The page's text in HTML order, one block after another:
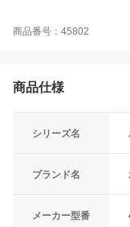
商品番号：45802
商品仕様
シリーズ名
ブランド名
メーカー型番